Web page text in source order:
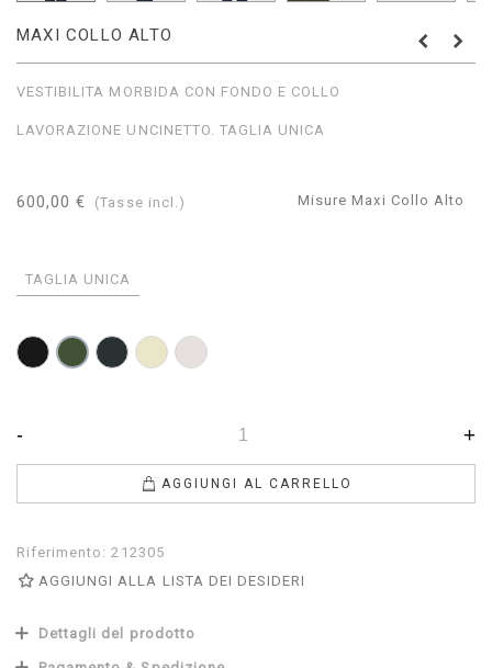
MAXI COLLO ALTO
VESTIBILITA MORBIDA CON FONDO E COLLO
LAVORAZIONE UNCINETTO. TAGLIA UNICA
600,00 € (Tasse incl.) Misure Maxi Collo Alto
TAGLIA UNICA
Nero LodenAntracite
TortoraPerla
- +
AGGIUNGI AL CARRELLO
Riferimento: 212305
AGGIUNGI ALLA LISTA DEI DESIDERI
Dettagli del prodotto